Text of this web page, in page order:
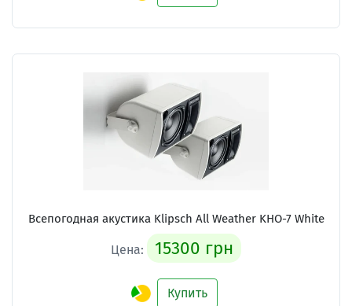
Всепогодная акустика Klipsch All Weather KHO-7 White
Цена: 15300 грн
Купить